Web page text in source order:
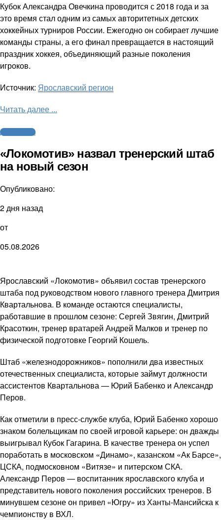
Кубок Александра Овечкина проводится с 2018 года и за
это время стал одним из самых авторитетных детских
хоккейных турниров России. Ежегодно он собирает лучшие
команды страны, а его финал превращается в настоящий
праздник хоккея, объединяющий разные поколения
игроков.
Источник: Ярославский регион
Читать далее ...
Другие виды
«Локомотив» назвал тренерский штаб
на новый сезон
Опубликовано:
2 дня назад
от
05.08.2026
Ярославский «Локомотив» объявил состав тренерского
штаба под руководством нового главного тренера Дмитрия
Квартальнова. В команде остаются специалисты,
работавшие в прошлом сезоне: Сергей Звягин, Дмитрий
Красоткин, тренер вратарей Андрей Малков и тренер по
физической подготовке Георгий Кошель.
Штаб «железнодорожников» пополнили два известных
отечественных специалиста, которые займут должности
ассистентов Квартальнова — Юрий Бабенко и Александр
Перов.
Как отметили в пресс-службе клуба, Юрий Бабенко хорошо
знаком болельщикам по своей игровой карьере: он дважды
выигрывал Кубок Гагарина. В качестве тренера он успел
поработать в московском «Динамо», казанском «Ак Барсе»,
ЦСКА, подмосковном «Витязе» и питерском СКА.
Александр Перов — воспитанник ярославского клуба и
представитель нового поколения российских тренеров. В
минувшем сезоне он привел «Югру» из Ханты-Мансийска к
чемпионству в ВХЛ.